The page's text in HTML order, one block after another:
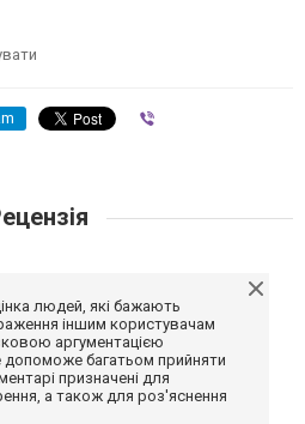
людей, які бажають
іншим користувачам
аргументацією
допоможе багатьом прийняти
призначені для
а також для роз'яснення